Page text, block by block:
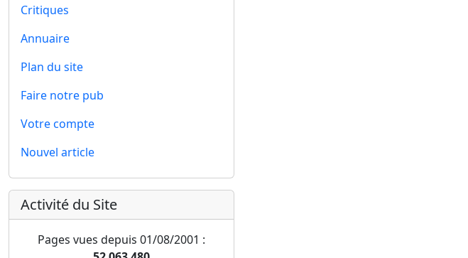
Critiques
Annuaire
Plan du site
Faire notre pub
Votre compte
Nouvel article
Activité du Site
Pages vues depuis 01/08/2001 :